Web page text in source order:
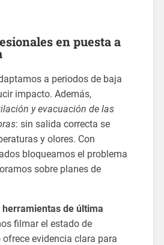
en puesta a
a periodos de baja
impacto. Además,
y evacuación de las
: sin salida correcta se
y olores. Con
bloqueamos el problema
sobre planes de
herramientas de última
filmar el estado de
evidencia clara para